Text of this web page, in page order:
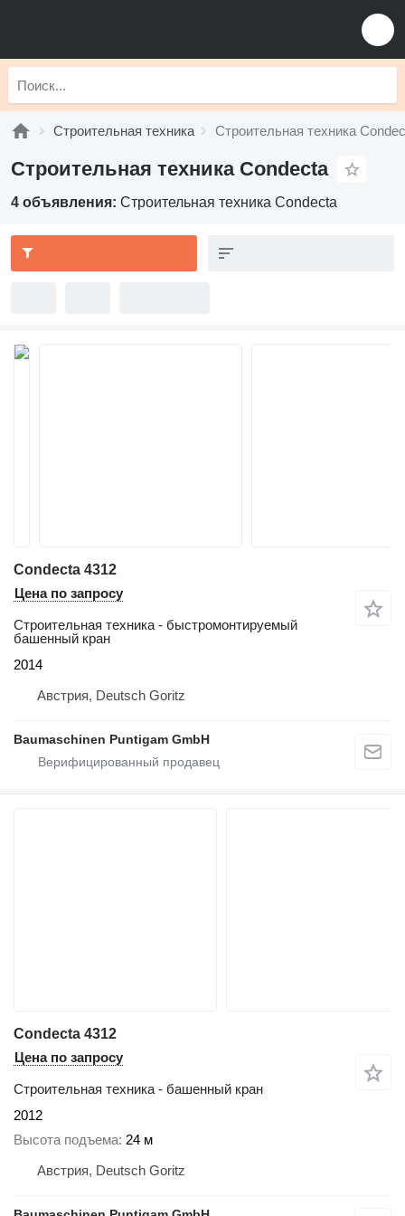
Строительная техника Строительная техника
Строительная техника Condecta
4 объявления: Строительная техника Condecta
Condecta 4312
Цена по запросу
Строительная техника - быстромонтируемый
башенный кран
2014
Австрия, Deutsch Goritz
Baumaschinen Puntigam GmbH
Condecta 4312
Цена по запросу
Строительная техника - башенный кран
2012
Высота подъема 24 м
Австрия, Deutsch Goritz